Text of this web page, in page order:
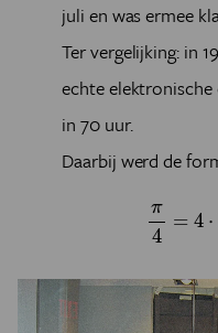
juli en was ermee
Ter vergelijking: in
echte
in 70 uur.
Daarbij werd de
π
4
= 4 ⋅